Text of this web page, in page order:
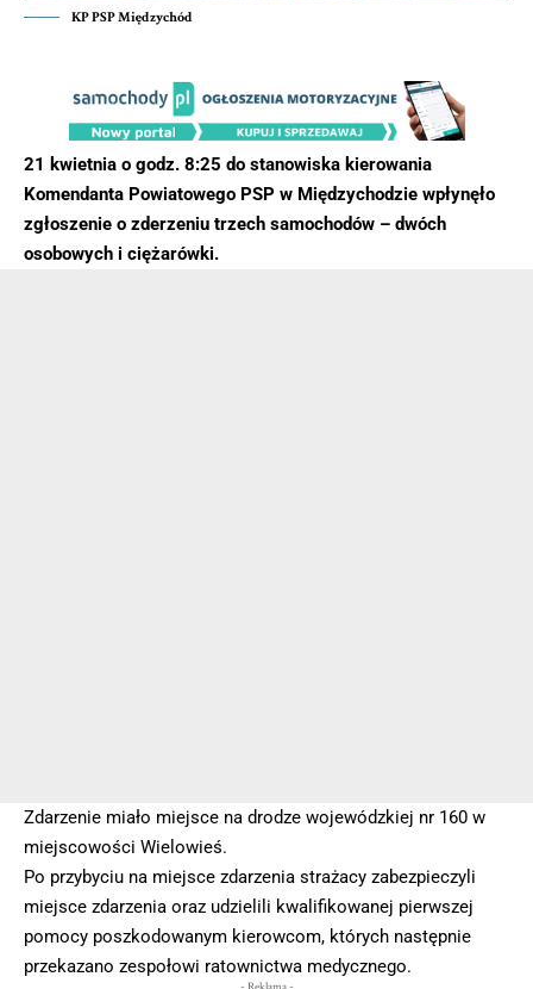
KP PSP Międzychód
21 kwietnia o godz. 8:25 do stanowiska kierowania
Komendanta Powiatowego PSP w Międzychodzie wpłynęło
zgłoszenie o zderzeniu trzech samochodów – dwóch
osobowych i ciężarówki.
Zdarzenie miało miejsce na drodze wojewódzkiej nr 160 w
miejscowości Wielowieś.
Po przybyciu na miejsce zdarzenia strażacy zabezpieczyli
miejsce zdarzenia oraz udzielili kwalifikowanej pierwszej
pomocy poszkodowanym kierowcom, których następnie
przekazano zespołowi ratownictwa medycznego.